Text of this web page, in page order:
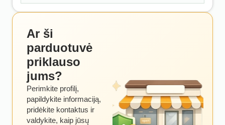
Ar ši
parduotuvė
priklauso
jums?
Perimkite profilį,
papildykite informaciją,
pridėkite kontaktus ir
valdykite, kaip jūsų